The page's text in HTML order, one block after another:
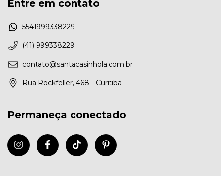
Entre em contato
5541999338229
(41) 999338229
contato@santacasinhola.com.br
Rua Rockfeller, 468 - Curitiba
Permaneça conectado